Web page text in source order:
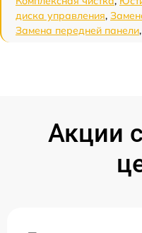
диска управления,
Замена передней панели,
Акции